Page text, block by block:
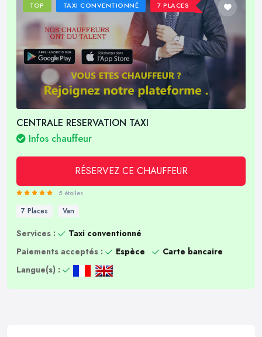
TOP TAXI CONVENTIONNÉ 7 PLACES
CENTRALE RESERVATION TAXI
Infos chauffeur
RÉSERVEZ CE CHAUFFEUR
5 étoiles
7 Places Van
Services :
Taxi conventionné
Paiements acceptés :
Espèce
Carte bancaire
Langue(s) :